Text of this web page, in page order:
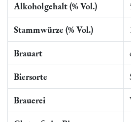
Alkoholgehalt (% Vol.)
Stammwürze (% Vol.)
Brauart
Biersorte
Brauerei